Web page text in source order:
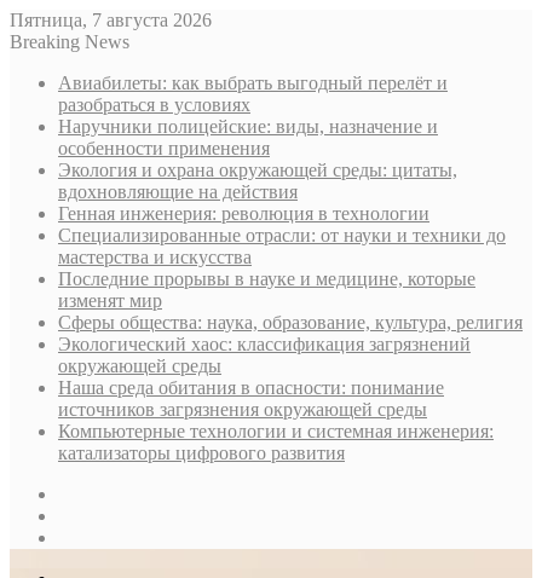
Пятница, 7 августа 2026
Breaking News
Авиабилеты: как выбрать выгодный перелёт и
разобраться в условиях
Наручники полицейские: виды, назначение и
особенности применения
Экология и охрана окружающей среды: цитаты,
вдохновляющие на действия
Генная инженерия: революция в технологии
Специализированные отрасли: от науки и техники до
мастерства и искусства
Последние прорывы в науке и медицине, которые
изменят мир
Сферы общества: наука, образование, культура, религия
Экологический хаос: классификация загрязнений
окружающей среды
Наша среда обитания в опасности: понимание
источников загрязнения окружающей среды
Компьютерные технологии и системная инженерия:
катализаторы цифрового развития